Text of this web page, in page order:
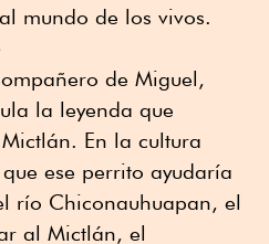
mundo de los vivos.
de Miguel,
la leyenda que
En la cultura
ese perrito ayudaría
río Chiconauhuapan, el
al Mictlán, el